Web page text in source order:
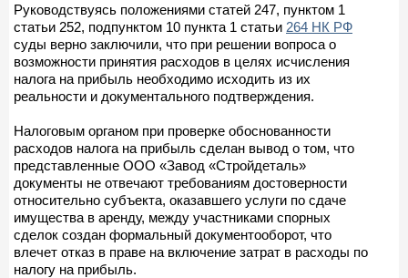
Руководствуясь положениями статей 247, пунктом 1
статьи 252, подпунктом 10 пункта 1 статьи 264 НК РФ
суды верно заключили, что при решении вопроса о
возможности принятия расходов в целях исчисления
налога на прибыль необходимо исходить из их
реальности и документального подтверждения.
Налоговым органом при проверке обоснованности
расходов налога на прибыль сделан вывод о том, что
представленные ООО «Завод «Стройдеталь»
документы не отвечают требованиям достоверности
относительно субъекта, оказавшего услуги по сдаче
имущества в аренду, между участниками спорных
сделок создан формальный документооборот, что
влечет отказ в праве на включение затрат в расходы по
налогу на прибыль.